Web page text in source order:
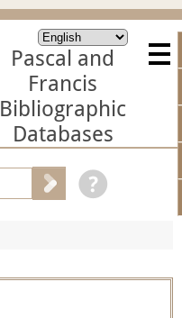
Pascal and
Francis
Bibliographic
Databases